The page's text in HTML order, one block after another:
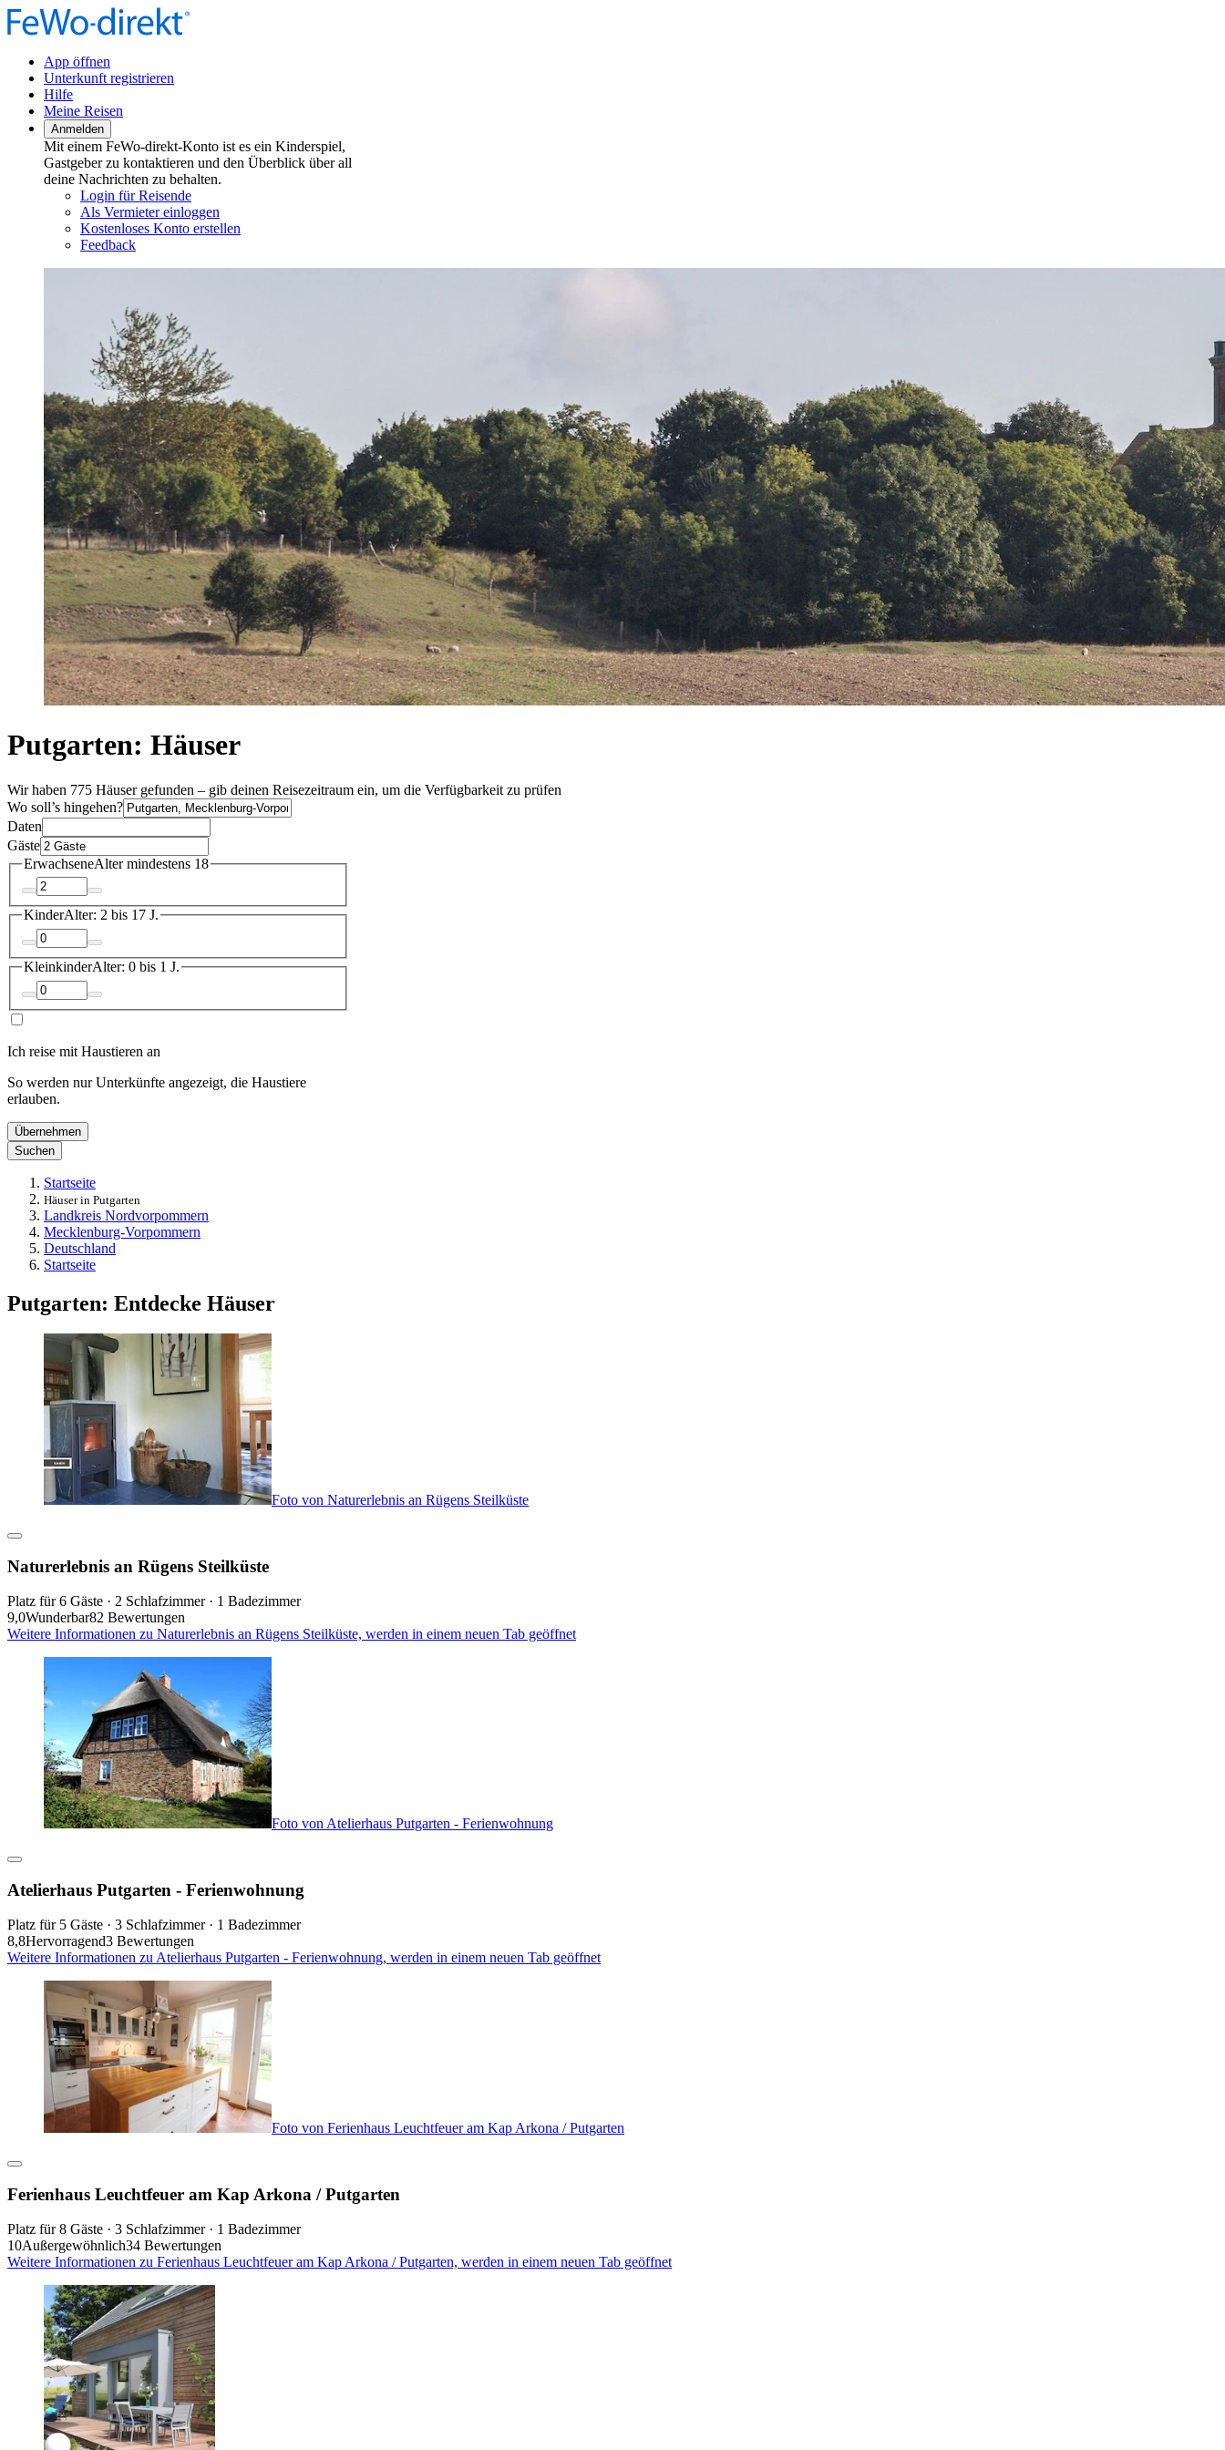
App öffnen
Unterkunft registrieren
Hilfe
Meine Reisen
Anmelden
Mit einem FeWo-direkt-Konto ist es ein Kinderspiel,
Gastgeber zu kontaktieren und den Überblick über all
deine Nachrichten zu behalten.
Login für Reisende
Als Vermieter einloggen
Kostenloses Konto erstellen
Feedback
Putgarten: Häuser
Wir haben 775 Häuser gefunden – gib deinen Reisezeitraum ein, um die Verfügbarkeit zu prüfen
Wo soll’s hingehen?
Daten
Gäste
ErwachseneAlter mindestens 18
KinderAlter: 2 bis 17 J.
KleinkinderAlter: 0 bis 1 J.
Ich reise mit Haustieren an
So werden nur Unterkünfte angezeigt, die Haustiere
erlauben.
Übernehmen
Suchen
Startseite
Häuser in Putgarten
Landkreis Nordvorpommern
Mecklenburg-Vorpommern
Deutschland
Startseite
Putgarten: Entdecke Häuser
Foto von Naturerlebnis an Rügens Steilküste
Naturerlebnis an Rügens Steilküste
Platz für 6 Gäste · 2 Schlafzimmer · 1 Badezimmer
9,0Wunderbar82 Bewertungen
Weitere Informationen zu Naturerlebnis an Rügens Steilküste, werden in einem neuen Tab geöffnet
Foto von Atelierhaus Putgarten - Ferienwohnung
Atelierhaus Putgarten - Ferienwohnung
Platz für 5 Gäste · 3 Schlafzimmer · 1 Badezimmer
8,8Hervorragend3 Bewertungen
Weitere Informationen zu Atelierhaus Putgarten - Ferienwohnung, werden in einem neuen Tab geöffnet
Foto von Ferienhaus Leuchtfeuer am Kap Arkona / Putgarten
Ferienhaus Leuchtfeuer am Kap Arkona / Putgarten
Platz für 8 Gäste · 3 Schlafzimmer · 1 Badezimmer
10Außergewöhnlich34 Bewertungen
Weitere Informationen zu Ferienhaus Leuchtfeuer am Kap Arkona / Putgarten, werden in einem neuen Tab geöffnet